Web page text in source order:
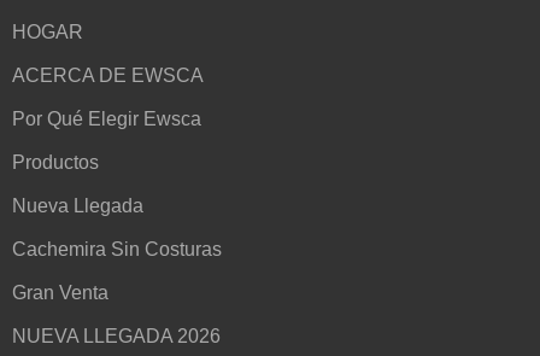
HOGAR
ACERCA DE EWSCA
Por Qué Elegir Ewsca
Productos
Nueva Llegada
Cachemira Sin Costuras
Gran Venta
NUEVA LLEGADA 2026